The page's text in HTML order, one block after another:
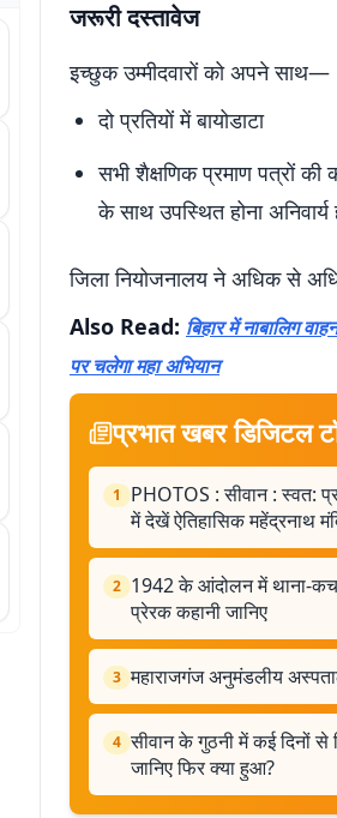
जरूरी दस्तावेज
इच्छुक उम्मीदवारों को अपने साथ—
दो प्रतियों में बायोडाटा
सभी शैक्षणिक प्रमाण पत्रों की
के साथ उपस्थित होना अनिवार्य
जिला नियोजनालय ने अधिक से
Also Read: बिहार में नाबालिग
पर चलेगा महा अभियान
प्रभात खबर डिजिटल
1
PHOTOS : सीवान : स्वत:
में देखें ऐतिहासिक महेंद्रनाथ
2 1942 के आंदोलन में थाना-
प्रेरक कहानी जानिए
3 महाराजगंज अनुमंडलीय
4 सीवान के गुठनी में कई दिनों
जानिए फिर क्या हुआ?